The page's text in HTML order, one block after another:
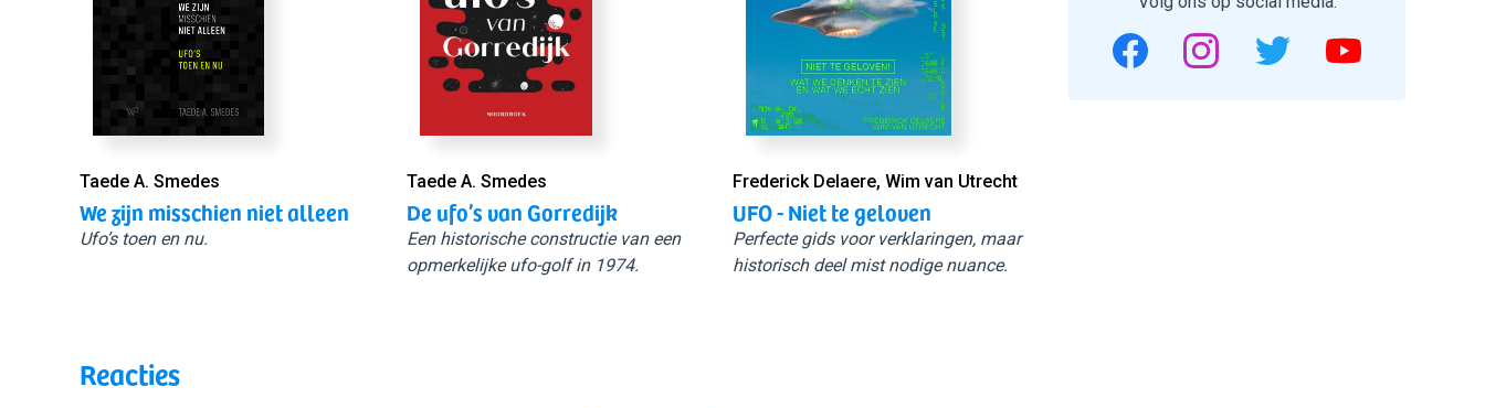
Taede A. Smedes
We zijn misschien niet alleen
Ufo’s toen en nu.
Taede A. Smedes
De ufo’s van Gorredijk
Een historische constructie van een
opmerkelijke ufo-golf in 1974.
Frederick Delaere, Wim van Utrecht
UFO - Niet te geloven
Perfecte gids voor verklaringen, maar
historisch deel mist nodige nuance.
Reacties